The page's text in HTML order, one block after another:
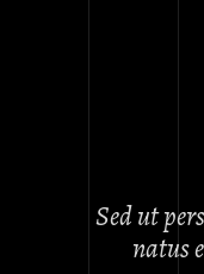
Sed ut
natus